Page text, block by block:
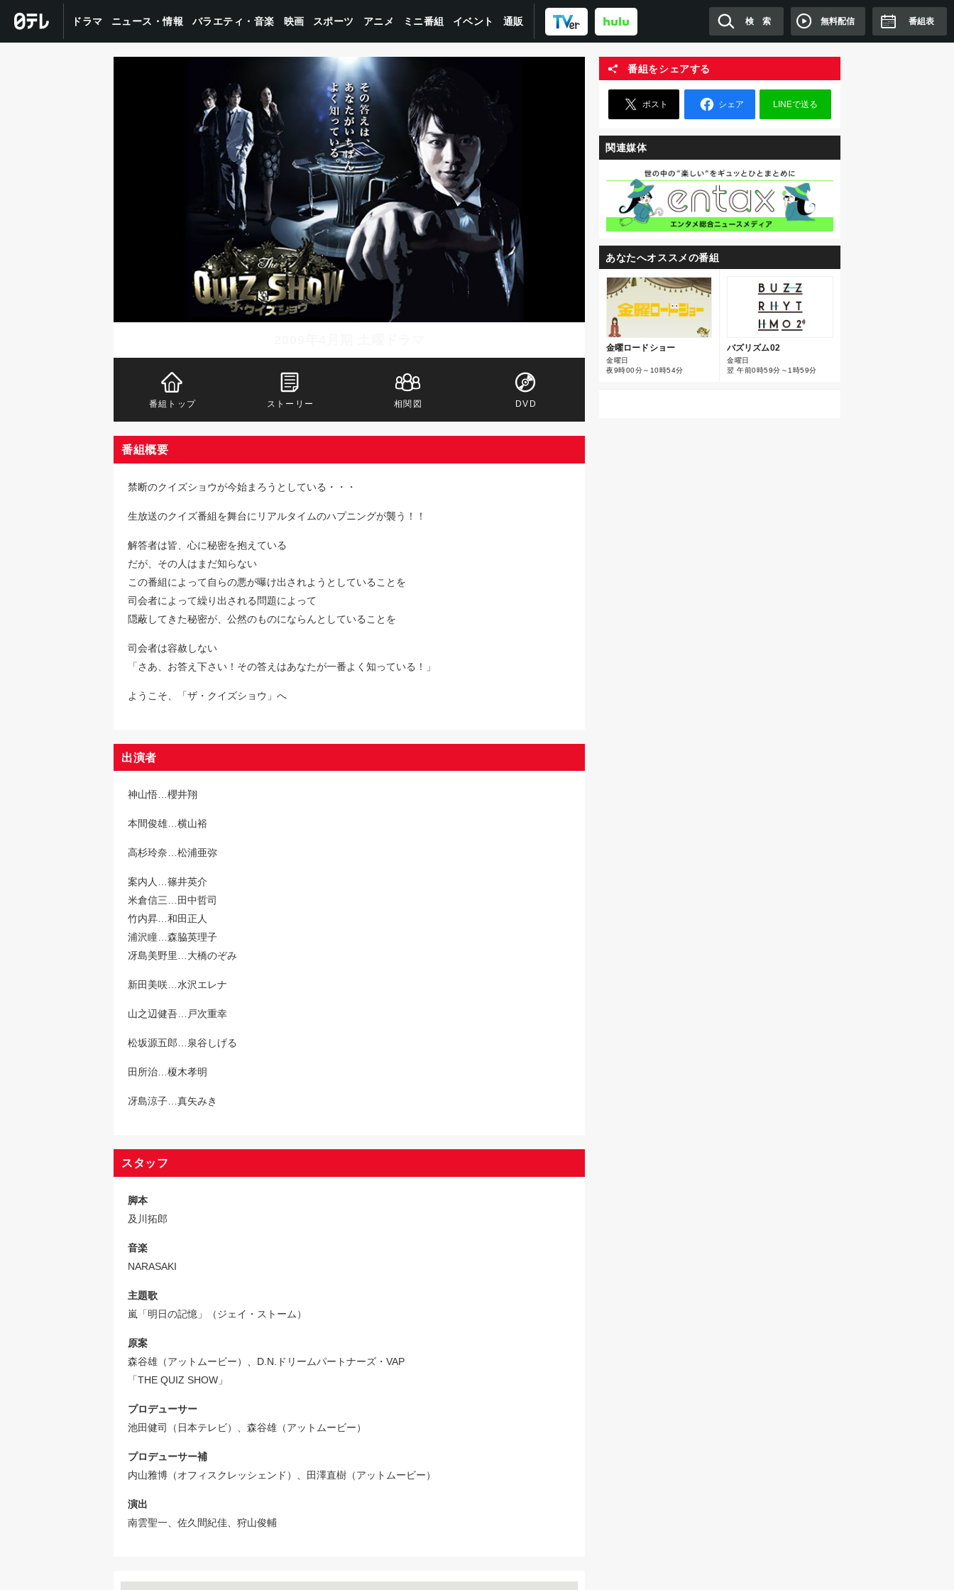
ドラマ ニュース・情報 バラエティ・音楽 映画 スポーツ アニメ ミニ番組 イベント 通販 検 索 無料配信 番組表
番組トップ ストーリー 相関図 DVD
番組概要
禁断のクイズショウが今始まろうとしている・・・
生放送のクイズ番組を舞台にリアルタイムのハプニングが襲う！！
解答者は皆、心に秘密を抱えている
だが、その人はまだ知らない
この番組によって自らの悪が曝け出されようとしていることを
司会者によって繰り出される問題によって
隠蔽してきた秘密が、公然のものにならんとしていることを
司会者は容赦しない
「さあ、お答え下さい！その答えはあなたが一番よく知っている！」
ようこそ、「ザ・クイズショウ」へ
出演者
神山悟…櫻井翔
本間俊雄…横山裕
高杉玲奈…松浦亜弥
案内人…篠井英介
米倉信三…田中哲司
竹内昇…和田正人
浦沢瞳…森脇英理子
冴島美野里…大橋のぞみ
新田美咲…水沢エレナ
山之辺健吾…戸次重幸
松坂源五郎…泉谷しげる
田所治…榎木孝明
冴島涼子…真矢みき
スタッフ
脚本
及川拓郎
音楽
NARASAKI
主題歌
嵐「明日の記憶」（ジェイ・ストーム）
原案
森谷雄（アットムービー）、D.N.ドリームパートナーズ・VAP
「THE QUIZ SHOW」
プロデューサー
池田健司（日本テレビ）、森谷雄（アットムービー）
プロデューサー補
内山雅博（オフィスクレッシェンド）、田澤直樹（アットムービー）
演出
南雲聖一、佐久間紀佳、狩山俊輔
番組をシェアする
ポスト シェア LINEで送る
関連媒体
あなたへオススメの番組
金曜ロードショー
金曜日
夜9時00分～10時54分
バズリズム02
金曜日
翌 午前0時59分～1時59分